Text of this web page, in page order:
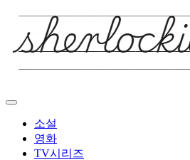
content
소설
영화
TV시리즈